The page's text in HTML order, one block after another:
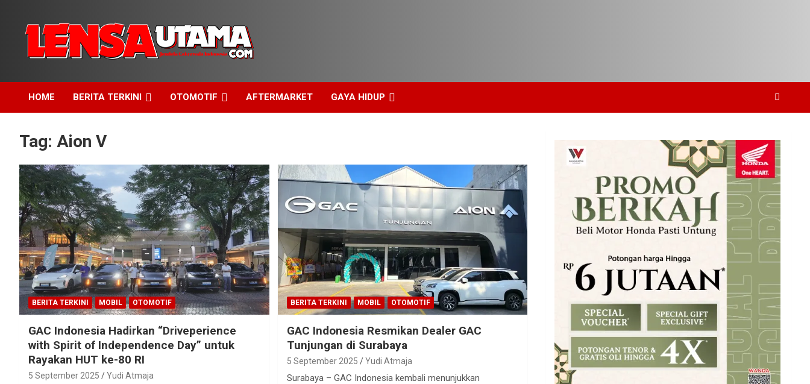
content
LensaUtama
HOME BERITA TERKINI OTOMOTIF AFTERMARKET GAYA HIDUP
Tag: Aion V
BERITA TERKINI MOBIL OTOMOTIF
GAC Indonesia Hadirkan “Driveperience
with Spirit of Independence Day” untuk
Rayakan HUT ke-80 RI
5 September 2025 Yudi Atmaja
BERITA TERKINI MOBIL OTOMOTIF
GAC Indonesia Resmikan Dealer GAC
Tunjungan di Surabaya
5 September 2025 Yudi Atmaja
Surabaya – GAC Indonesia kembali menunjukkan